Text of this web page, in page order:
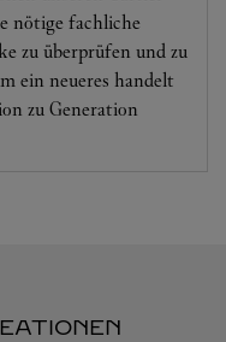
nötige fachliche
zu überprüfen und zu
ein neueres handelt
zu Generation